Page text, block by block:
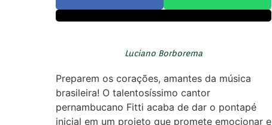
Luciano Borborema
Preparem os corações, amantes da música
brasileira! O talentosíssimo cantor
pernambucano Fitti acaba de dar o pontapé
inicial em um projeto que promete emocionar e